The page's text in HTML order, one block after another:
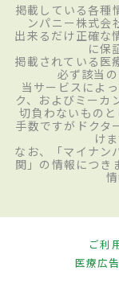
掲載している各種
ンパニー株式会
出来るだけ正確な
に保
掲載されている医
必ず該当
当サービスによ
ク、およびミーカ
切負わないもの
手数ですがドクタ
け
なお、「マイナン
関」の情報につき
ご利
医療広